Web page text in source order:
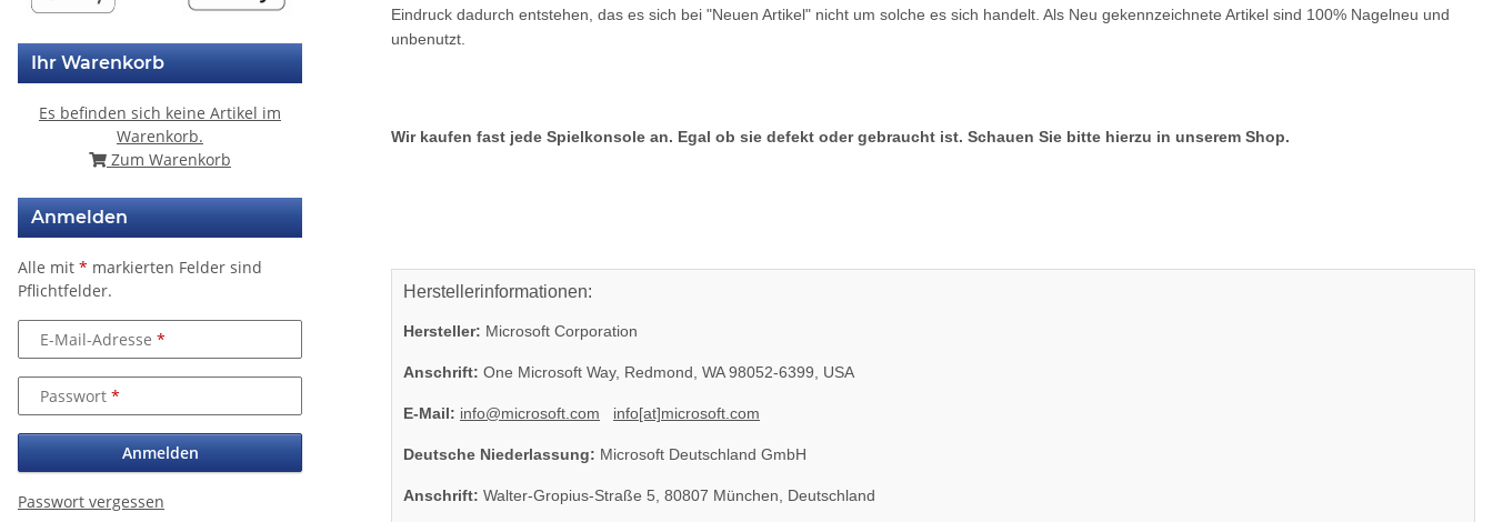
Eindruck dadurch entstehen, das es sich bei "Neuen Artikel" nicht um solche es sich handelt. Als Neu gekennzeichnete Artikel sind 100% Nagelneu und
unbenutzt.
Wir kaufen fast jede Spielkonsole an. Egal ob sie defekt oder gebraucht ist. Schauen Sie bitte hierzu in unserem Shop.
Herstellerinformationen:
Hersteller: Microsoft Corporation
Anschrift: One Microsoft Way, Redmond, WA 98052-6399, USA
E-Mail: info@microsoft.com info[at]microsoft.com
Deutsche Niederlassung: Microsoft Deutschland GmbH
Anschrift: Walter-Gropius-Straße 5, 80807 München, Deutschland
Ihr Warenkorb
Es befinden sich keine Artikel im
Warenkorb.
Zum Warenkorb
Anmelden
Alle mit * markierten Felder sind
Pflichtfelder.
E-Mail-Adresse
Passwort
Anmelden
Passwort vergessen